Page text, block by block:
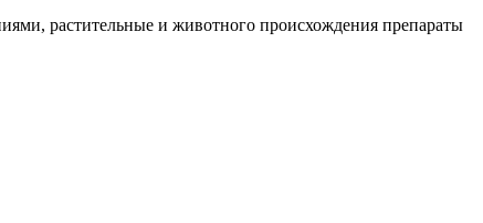
растительные и животного происхождения препараты